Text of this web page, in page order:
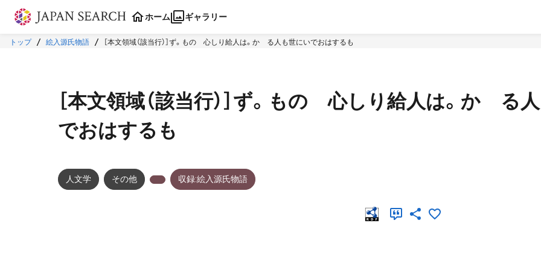
本文に飛ぶ
ホーム ギャラリー
トップ 絵入源氏物語 ［本文領域（該当行）］ず。ものゝ心しり給人は。かゝる人も世にいでおはするも
［本文領域（該当行）］ず。ものゝ心しり給人は。かゝる
でおはするも
人文学 その他 収録:絵入源氏物語